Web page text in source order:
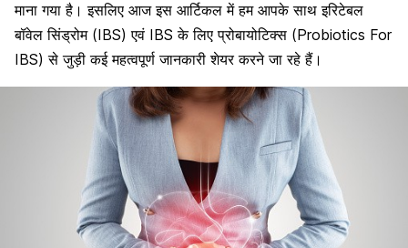
माना गया है। इसलिए आज इस आर्टिकल में हम आपके साथ इरिटेबल
बॉवेल सिंड्रोम (IBS) एवं IBS के लिए प्रोबायोटिक्स (Probiotics For
IBS) से जुड़ी कई महत्वपूर्ण जानकारी शेयर करने जा रहे हैं।